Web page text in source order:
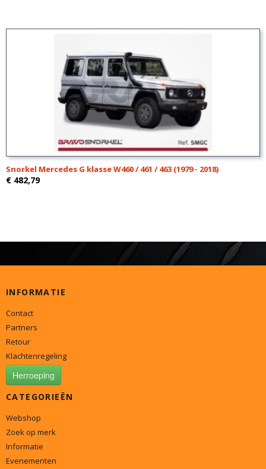
Snorkel Mercedes G klasse W460 / 461 / 463 (1979 - 2018)
€ 482,79
INFORMATIE
Contact
Partners
Retour
Klachtenregeling
Herroeping
CATEGORIEËN
Webshop
Zoek op merk
Informatie
Evenementen